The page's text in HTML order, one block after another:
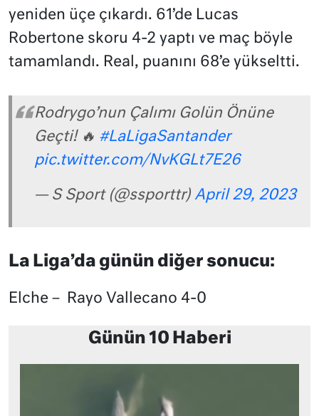
yeniden üçe çıkardı. 61’de Lucas
Robertone skoru 4-2 yaptı ve maç böyle
tamamlandı. Real, puanını 68’e yükseltti.
Rodrygo’nun Çalımı Golün Önüne
Geçti! 🔥 #LaLigaSantander
pic.twitter.com/NvKGLt7E26
— S Sport (@ssporttr) April 29, 2023
La Liga’da günün diğer sonucu:
Elche – Rayo Vallecano 4-0
Günün 10 Haberi